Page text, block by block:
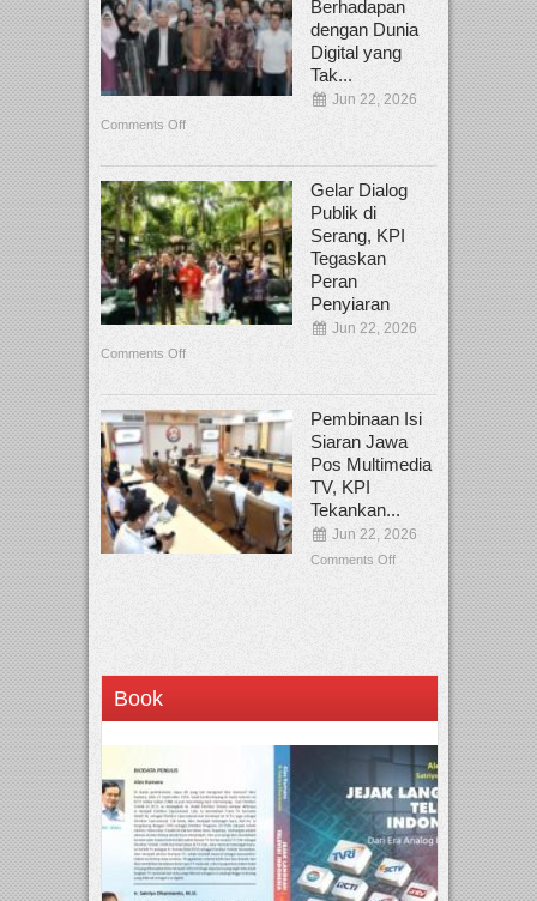
Berhadapan
dengan Dunia
Digital yang
Tak...
Jun 22, 2026
Comments Off
Gelar Dialog
Publik di
Serang, KPI
Tegaskan
Peran
Penyiaran
Jun 22, 2026
Comments Off
Pembinaan Isi
Siaran Jawa
Pos Multimedia
TV, KPI
Tekankan...
Jun 22, 2026
Comments Off
Book